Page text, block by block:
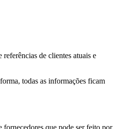
de clientes atuais e
todas as informações ficam
fornecedores que pode ser feito por